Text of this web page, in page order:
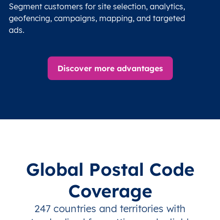
Segment customers for site selection, analytics,
geofencing, campaigns, mapping, and targeted
ads.
Discover more advantages
Global Postal Code
Coverage
247 countries and territories with